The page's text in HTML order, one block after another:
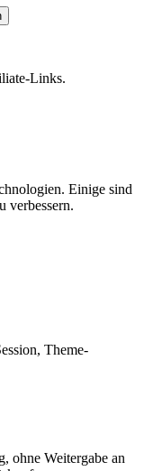
Links.
Einige sind
verbessern.
Theme-
ohne Weitergabe an